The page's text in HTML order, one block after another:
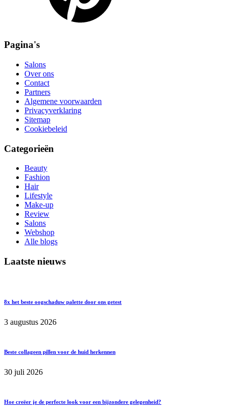
Pagina's
Salons
Over ons
Contact
Partners
Algemene voorwaarden
Privacyverklaring
Sitemap
Cookiebeleid
Categorieën
Beauty
Fashion
Hair
Lifestyle
Make-up
Review
Salons
Webshop
Alle blogs
Laatste nieuws
8x het beste oogschaduw palette door ons getest
3 augustus 2026
Beste collageen pillen voor de huid herkennen
30 juli 2026
Hoe creëer je de perfecte look voor een bijzondere gelegenheid?